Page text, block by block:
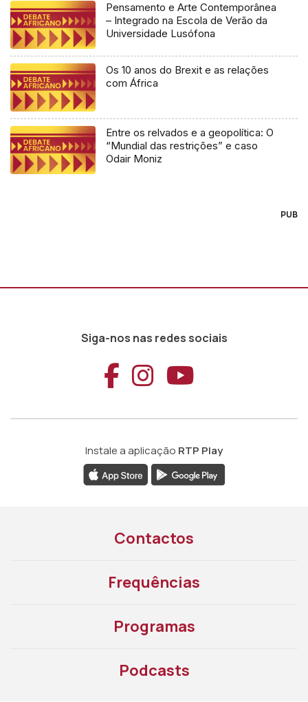
Pensamento e Arte Contemporânea
– Integrado na Escola de Verão da
Universidade Lusófona
Os 10 anos do Brexit e as relações
com África
Entre os relvados e a geopolítica: O
“Mundial das restrições” e caso
Odair Moniz
PUB
Siga-nos nas redes sociais
Aceder ao
Aceder ao
Aceder
Instale a aplicação RTP Play
Contactos
Frequências
Programas
Podcasts